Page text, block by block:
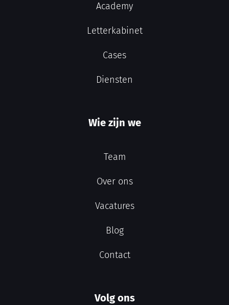
Academy
Letterkabinet
Cases
Diensten
Wie zijn we
Team
Over ons
Vacatures
Blog
Contact
Volg ons